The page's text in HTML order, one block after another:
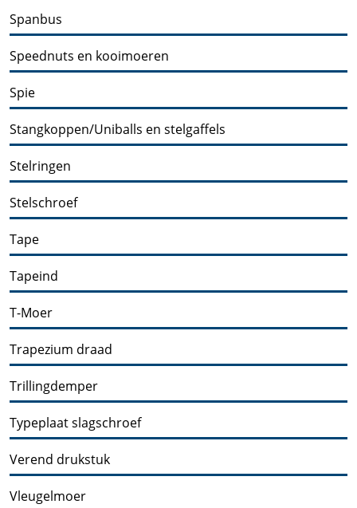
Spanbus
Speednuts en kooimoeren
Spie
Stangkoppen/Uniballs en stelgaffels
Stelringen
Stelschroef
Tape
Tapeind
T-Moer
Trapezium draad
Trillingdemper
Typeplaat slagschroef
Verend drukstuk
Vleugelmoer